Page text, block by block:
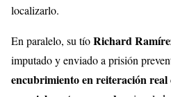
localizarlo.
En paralelo, su tíoRichard
imputado y enviado a prisión
encubrimiento en reiteración